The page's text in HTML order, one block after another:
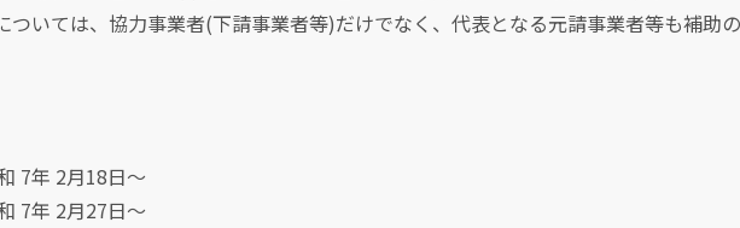
ついては、協力事業者(下請事業者等)だけでなく、代表となる元請事業者等も補助
年 2月18日～
2月27日～